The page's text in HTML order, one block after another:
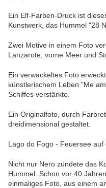
Ein Elf-Farben-Druck ist
Kunstwerk, das Hummel "28
Zwei Motive in einem Foto
Lanzarote, vorne Meer und
Ein verwackeltes Foto
künstlerischem Leben "Me
Schiffes verstärkte.
Ein Originalfoto, durch
dreidimensional gestaltet.
Lago do Fogo - Feuersee auf
Nicht nur Nero zündete das
Hummel. Schon vor 40
einmaliges Foto, aus einem